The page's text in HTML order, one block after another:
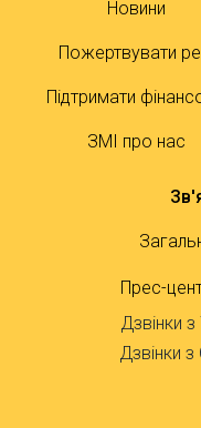
Новини
Пожертвувати
Підтримати
ЗМІ про нас
Прес-
Дзвінки з
Дзвінки